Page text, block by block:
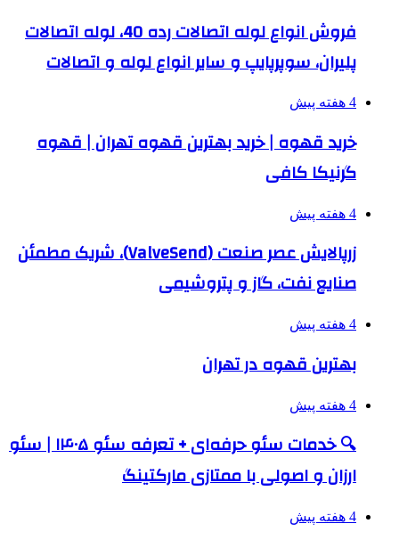
فروش انواع لوله اتصالات رده 40، لوله اتصالات
پلیران، سوپرپایپ و سایر انواع لوله و اتصالات
4 هفته پیش
خرید قهوه | خرید بهترین قهوه تهران | قهوه
گرنیکا کافی
4 هفته پیش
زرپالایش عصر صنعت (ValveSend)، شریک مطمئن
صنایع نفت، گاز و پتروشیمی
4 هفته پیش
بهترین قهوه در تهران
4 هفته پیش
🔍 خدمات سئو حرفه‌ای + تعرفه سئو ۱۴۰۵ | سئو
ارزان و اصولی با ممتازی مارکتینگ
4 هفته پیش